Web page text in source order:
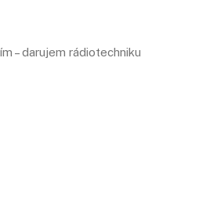
– darujem rádiotechniku